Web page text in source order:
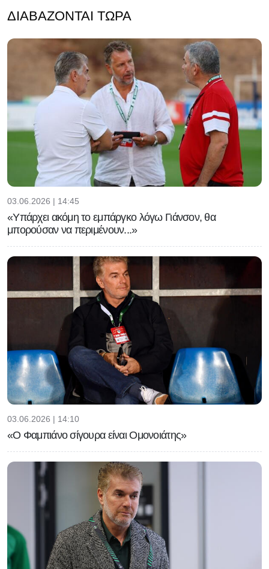
ΔΙΑΒΆΖΟΝΤΑΙ ΤΏΡΑ
03.06.2026 | 14:45
«Υπάρχει ακόμη το εμπάργκο λόγω Γιάνσον, θα
μπορούσαν να περιμένουν...»
03.06.2026 | 14:10
«Ο Φαμπιάνο σίγουρα είναι Ομονοιάτης»